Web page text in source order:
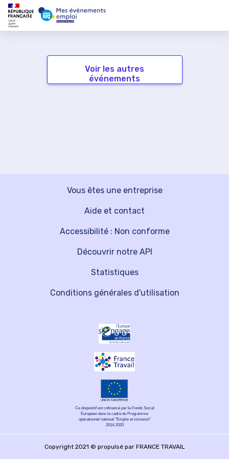
Voir les autres
événements
Vous êtes une entreprise
Découvrir notre API
Aide et contact
Statistiques
Accessibilité : Non conforme
Conditions générales d'utilisation
Ce dispositif est cofinancé par le Fonds Social
Européen dans le cadre du Programme
opérationnel national "Emploi et inclusion"
2014-2020
Copyright 2021 © propulsé par FRANCE TRAVAIL